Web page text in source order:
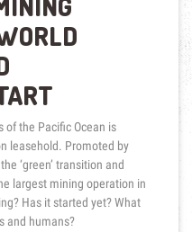
of the Pacific Ocean is
leasehold. Promoted by
‘green’ transition and
largest mining operation in
Has it started yet? What
and humans?